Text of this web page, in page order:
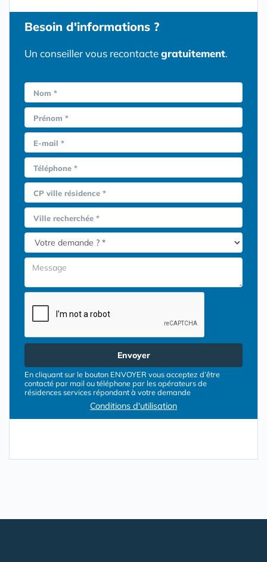
Besoin d'informations ?
Un conseiller vous recontactegratuitement.
Nom *
Prénom *
E-mail *
Téléphone *
CP ville résidence *
Ville recherchée *
Envoyer
En cliquant sur le bouton ENVOYER vous acceptez d’être
contacté par mail ou téléphone par les opérateurs de
résidences services répondant à votre demande
Conditions d'utilisation